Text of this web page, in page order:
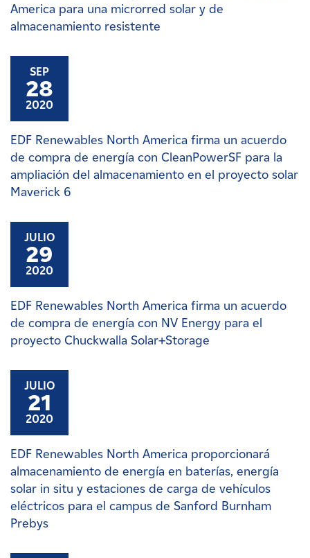
America para una microrred solar y de
almacenamiento resistente
SEP
28
2020
EDF Renewables North America firma un acuerdo
de compra de energía con CleanPowerSF para la
ampliación del almacenamiento en el proyecto solar
Maverick 6
JULIO
29
2020
EDF Renewables North America firma un acuerdo
de compra de energía con NV Energy para el
proyecto Chuckwalla Solar+Storage
JULIO
21
2020
EDF Renewables North America proporcionará
almacenamiento de energía en baterías, energía
solar in situ y estaciones de carga de vehículos
eléctricos para el campus de Sanford Burnham
Prebys